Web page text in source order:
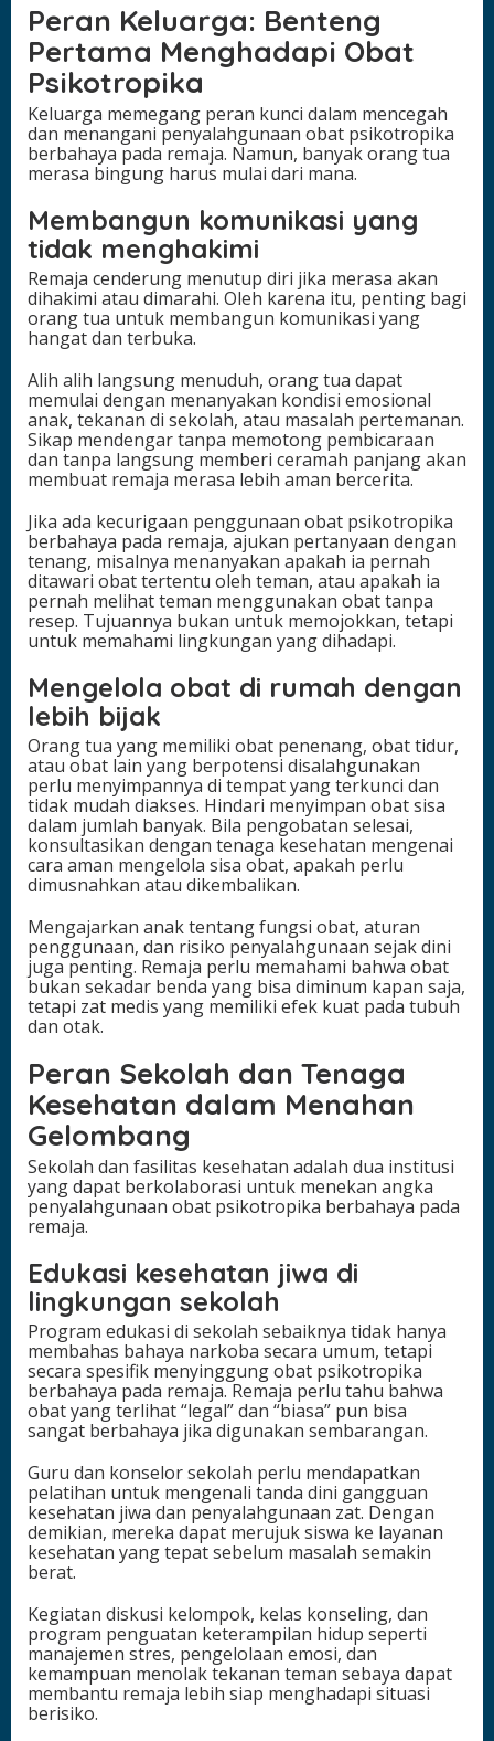
Peran Keluarga: Benteng
Pertama Menghadapi Obat
Psikotropika
Keluarga memegang peran kunci dalam mencegah
dan menangani penyalahgunaan obat psikotropika
berbahaya pada remaja. Namun, banyak orang tua
merasa bingung harus mulai dari mana.
Membangun komunikasi yang
tidak menghakimi
Remaja cenderung menutup diri jika merasa akan
dihakimi atau dimarahi. Oleh karena itu, penting bagi
orang tua untuk membangun komunikasi yang
hangat dan terbuka.
Alih alih langsung menuduh, orang tua dapat
memulai dengan menanyakan kondisi emosional
anak, tekanan di sekolah, atau masalah pertemanan.
Sikap mendengar tanpa memotong pembicaraan
dan tanpa langsung memberi ceramah panjang akan
membuat remaja merasa lebih aman bercerita.
Jika ada kecurigaan penggunaan obat psikotropika
berbahaya pada remaja, ajukan pertanyaan dengan
tenang, misalnya menanyakan apakah ia pernah
ditawari obat tertentu oleh teman, atau apakah ia
pernah melihat teman menggunakan obat tanpa
resep. Tujuannya bukan untuk memojokkan, tetapi
untuk memahami lingkungan yang dihadapi.
Mengelola obat di rumah dengan
lebih bijak
Orang tua yang memiliki obat penenang, obat tidur,
atau obat lain yang berpotensi disalahgunakan
perlu menyimpannya di tempat yang terkunci dan
tidak mudah diakses. Hindari menyimpan obat sisa
dalam jumlah banyak. Bila pengobatan selesai,
konsultasikan dengan tenaga kesehatan mengenai
cara aman mengelola sisa obat, apakah perlu
dimusnahkan atau dikembalikan.
Mengajarkan anak tentang fungsi obat, aturan
penggunaan, dan risiko penyalahgunaan sejak dini
juga penting. Remaja perlu memahami bahwa obat
bukan sekadar benda yang bisa diminum kapan saja,
tetapi zat medis yang memiliki efek kuat pada tubuh
dan otak.
Peran Sekolah dan Tenaga
Kesehatan dalam Menahan
Gelombang
Sekolah dan fasilitas kesehatan adalah dua institusi
yang dapat berkolaborasi untuk menekan angka
penyalahgunaan obat psikotropika berbahaya pada
remaja.
Edukasi kesehatan jiwa di
lingkungan sekolah
Program edukasi di sekolah sebaiknya tidak hanya
membahas bahaya narkoba secara umum, tetapi
secara spesifik menyinggung obat psikotropika
berbahaya pada remaja. Remaja perlu tahu bahwa
obat yang terlihat “legal” dan “biasa” pun bisa
sangat berbahaya jika digunakan sembarangan.
Guru dan konselor sekolah perlu mendapatkan
pelatihan untuk mengenali tanda dini gangguan
kesehatan jiwa dan penyalahgunaan zat. Dengan
demikian, mereka dapat merujuk siswa ke layanan
kesehatan yang tepat sebelum masalah semakin
berat.
Kegiatan diskusi kelompok, kelas konseling, dan
program penguatan keterampilan hidup seperti
manajemen stres, pengelolaan emosi, dan
kemampuan menolak tekanan teman sebaya dapat
membantu remaja lebih siap menghadapi situasi
berisiko.